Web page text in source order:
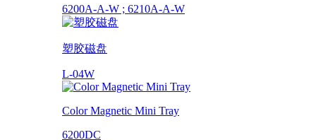
6200A-A-W ; 6210A-A-W
塑胶磁盘
L-04W
Color Magnetic Mini Tray
6200DC